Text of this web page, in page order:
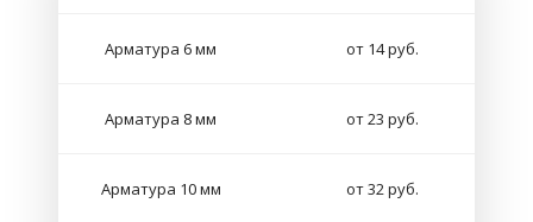
Арматура 6 мм от 14 руб.
Арматура 8 мм от 23 руб.
Арматура 10 мм от 32 руб.